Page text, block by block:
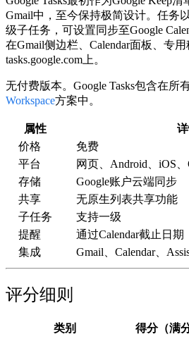
Gmail中，至今保持极简设计。任务
级子任务，可设置同步至Google
在Gmail侧边栏、Calendar面板、专
tasks.google.com上。
无付费版本。Google Tasks包含在所
Workspace方案中。
属性
价格
免费
平台
网页、Android、iOS
存储
Google账户云端同步
共享
无原生列表共享功能
子任务
支持一级
提醒
通过Calendar截止日期
集成
Gmail、Calendar、
评分细则
类别 得分（满分